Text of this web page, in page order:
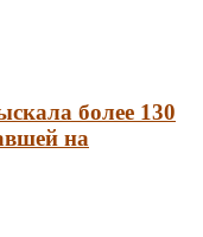
более 130
на